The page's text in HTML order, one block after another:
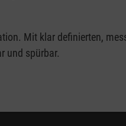
Mit klar definierten,
und spürbar.